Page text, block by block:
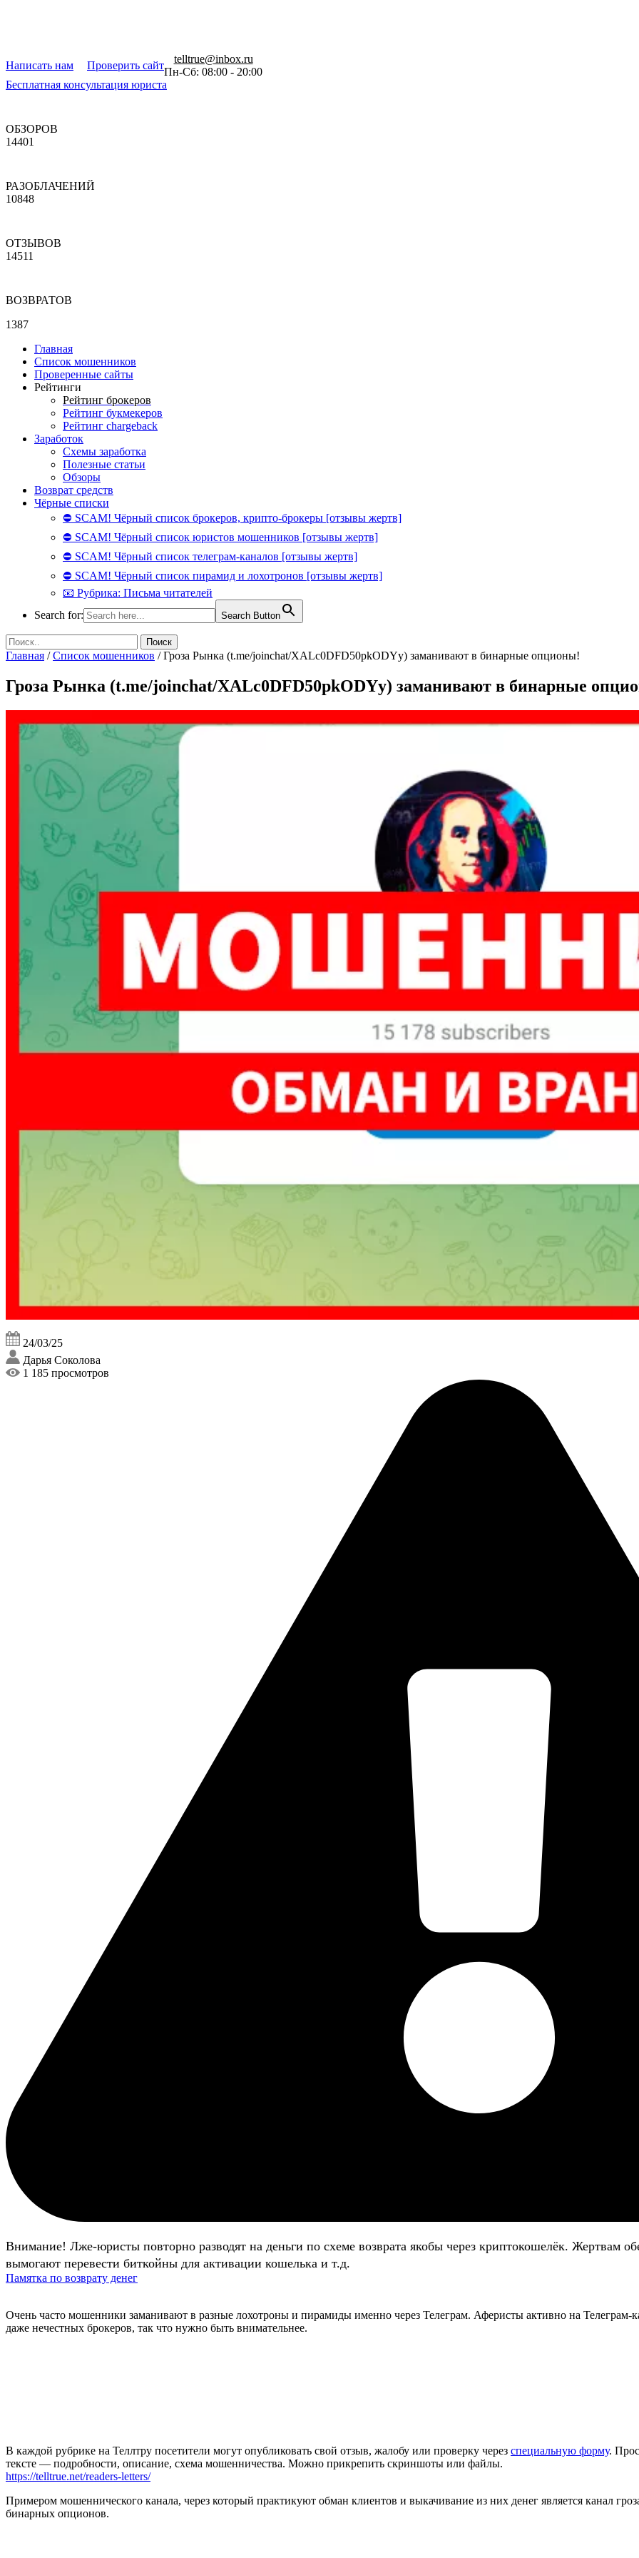
Написать нам Проверить сайт
telltrue@inbox.ru
Пн-Сб: 08:00 - 20:00
Бесплатная консультация юриста
ОБЗОРОВ
14401
РАЗОБЛАЧЕНИЙ
10848
ОТЗЫВОВ
14511
ВОЗВРАТОВ
1387
Главная
Список мошенников
Проверенные сайты
Рейтинги
Рейтинг брокеров
Рейтинг букмекеров
Рейтинг chargeback
Заработок
Схемы заработка
Полезные статьи
Обзоры
Возврат средств
Чёрные списки
⛔ SCAM! Чёрный список брокеров, крипто-брокеры [отзывы жертв]
⛔ SCAM! Чёрный список юристов мошенников [отзывы жертв]
⛔ SCAM! Чёрный список телеграм-каналов [отзывы жертв]
⛔ SCAM! Чёрный список пирамид и лохотронов [отзывы жертв]
📧 Рубрика: Письма читателей
Search for:
Search Button
Главная /Список мошенников /Гроза Рынка (t.me/joinchat/XALc0DFD50pkODYy) заманивают в бинарные опционы!
Гроза Рынка (t.me/joinchat/XALc0DFD50pkODYy) заманивают в бинарные
24/03/25
Дарья Соколова
1 185 просмотров
Внимание! Лже-юристы повторно разводят на деньги по схеме возврата якобы через криптокошелёк.
вымогают перевести биткойны для активации кошелька и т.д.
Памятка по возврату денег
Очень часто мошенники заманивают в разные лохотроны и пирамиды именно через Телеграм. Аферисты активно на
даже нечестных брокеров, так что нужно быть внимательнее.
В каждой рубрике на Теллтру посетители могут опубликовать свой отзыв, жалобу или проверку через специальную форму.
тексте — подробности, описание, схема мошенничества. Можно прикрепить скриншоты или файлы.
https://telltrue.net/readers-letters/
Примером мошеннического канала, через который практикуют обман клиентов и выкачивание из них денег является канал
бинарных опционов.